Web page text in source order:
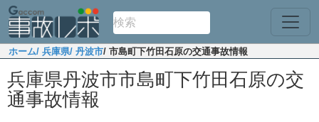
ホーム/ 兵庫県/ 丹波市/ 市島町下竹田石原の交通事故情報
兵庫県丹波市市島町下竹田石原の交
通事故情報